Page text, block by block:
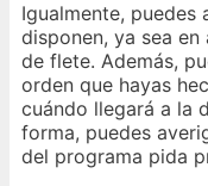
Igualmente, puedes
disponen, ya sea
de flete. Además,
orden que hayas
cuándo llegará a la
forma, puedes
del programa pida